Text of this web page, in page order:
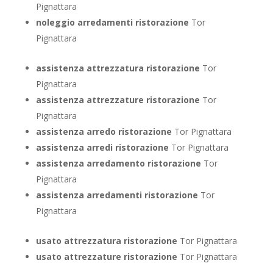
Pignattara
noleggio arredamenti ristorazione Tor
Pignattara
assistenza attrezzatura ristorazione Tor
Pignattara
assistenza attrezzature ristorazione Tor
Pignattara
assistenza arredo ristorazione Tor Pignattara
assistenza arredi ristorazione Tor Pignattara
assistenza arredamento ristorazione Tor
Pignattara
assistenza arredamenti ristorazione Tor
Pignattara
usato attrezzatura ristorazione Tor Pignattara
usato attrezzature ristorazione Tor Pignattara